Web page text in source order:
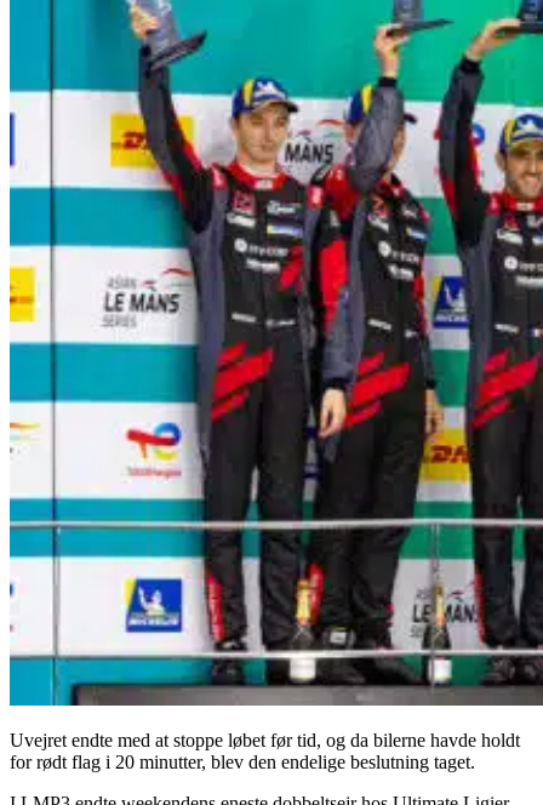
Uvejret endte med at stoppe løbet før tid, og da bilerne havde holdt
for rødt flag i 20 minutter, blev den endelige beslutning taget.